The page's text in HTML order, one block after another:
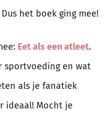
het boek ging mee!
Eet als een atleet.
sportvoeding en wat
als je fanatiek
ideaal! Mocht je